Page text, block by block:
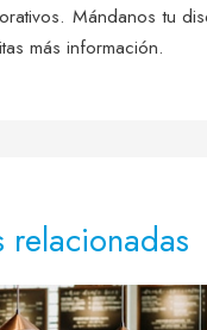
Mándanos tu
más información.
relacionadas